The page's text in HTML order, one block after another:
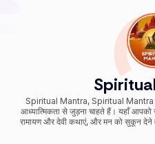
Spiritual Mantra, Spiritual Mantra
आध्यात्मिकता से जुड़ना चाहते हैं। यहाँ
रामायण और देवी कथाएं, और मन को सुकून देने वाले लोरी